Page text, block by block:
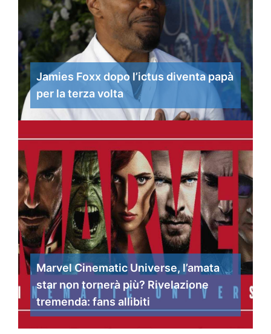
Jamies Foxx dopo l’ictus diventa papà
per la terza volta
Marvel Cinematic Universe, l’amata
star non tornerà più? Rivelazione
tremenda: fans allibiti